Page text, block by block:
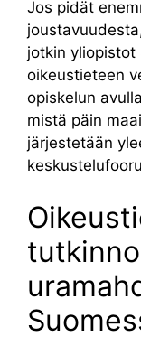
Jos pidät
jotkin yliopistot
oikeustieteen
opiskelun
mistä päin
järjestetään